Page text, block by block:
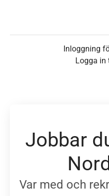
Inloggning
Logga in
Jobbar
Var med och